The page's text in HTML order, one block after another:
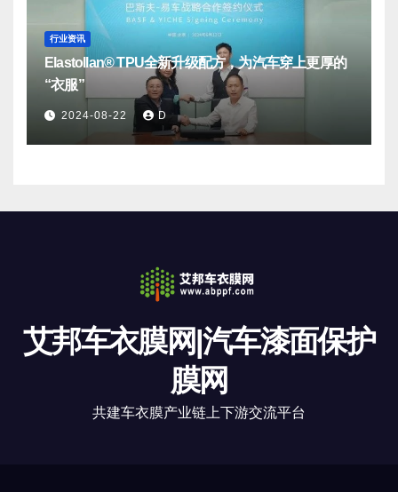
行业资讯
Elastollan® TPU全新升级配方，为汽车穿上更厚的
“衣服”
2024-08-22 D
艾邦车衣膜网|汽车漆面保护
膜网
共建车衣膜产业链上下游交流平台